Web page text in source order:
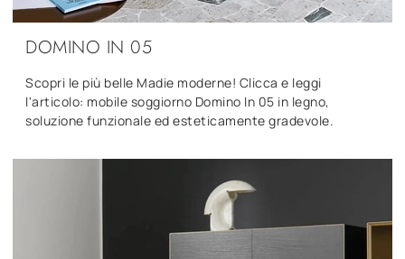
DOMINO IN 05
Scopri le più belle Madie moderne! Clicca e leggi
l'articolo: mobile soggiorno Domino In 05 in legno,
soluzione funzionale ed esteticamente gradevole.